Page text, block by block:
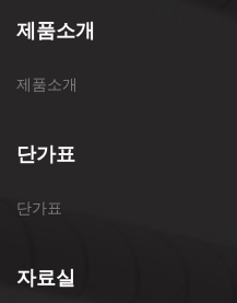
제품소개
제품소개
단가표
단가표
자료실